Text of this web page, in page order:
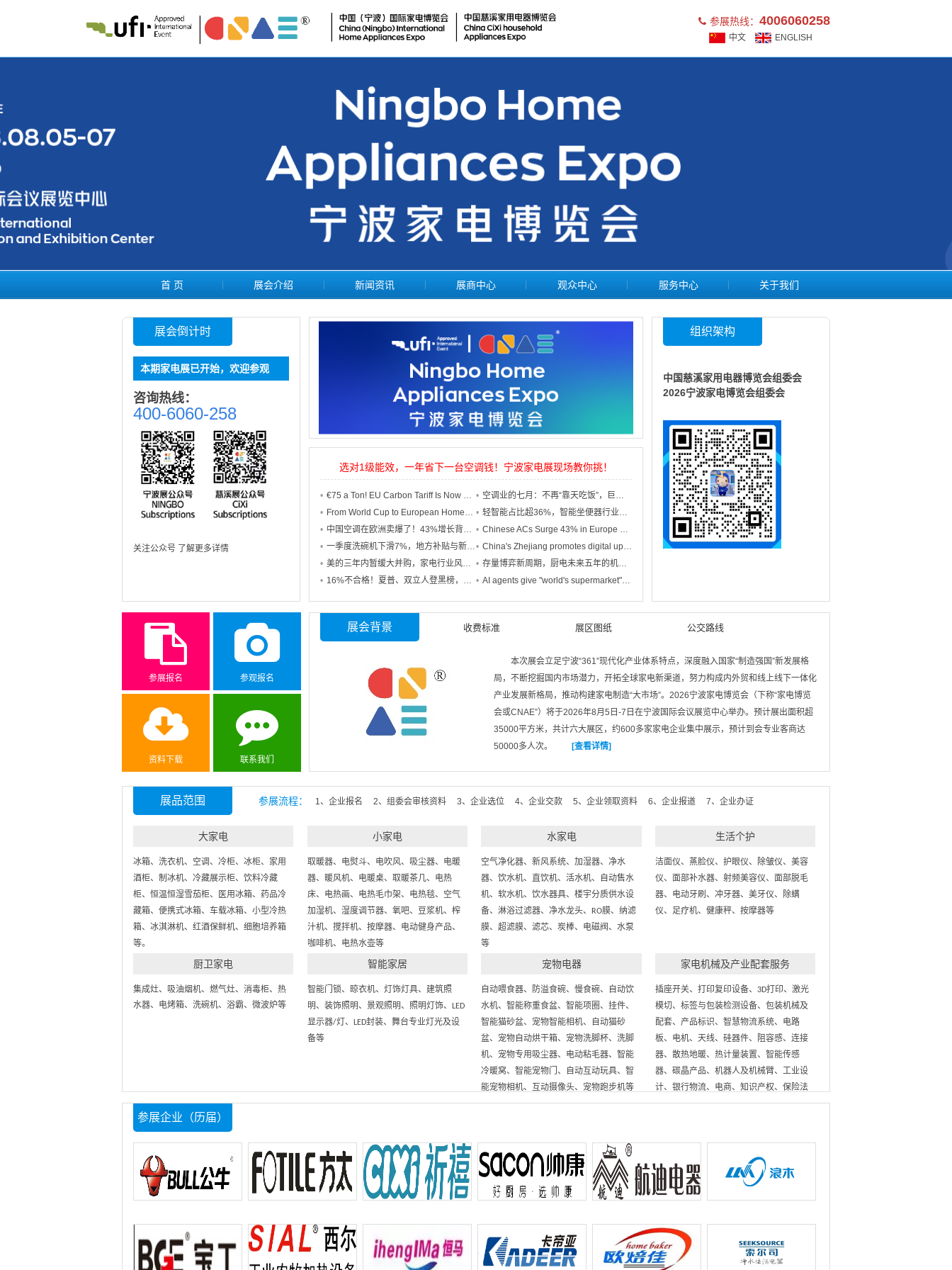
参展热线： 4006060258
中文 ENGLISH
首 页 展会介绍 新闻资讯 展商中心 观众中心 服务中心 关于我们
展会倒计时
本期家电展已开始，欢迎参观
咨询热线：
400-6060-258
关注公众号 了解更多详情
选对1级能效，一年省下一台空调钱！宁波家电展现场教你挑！
€75 a Ton! EU Carbon Tariff Is Now Biting – Your Next Shipment May Not Pass
空调业的七月：不再“靠天吃饭”，巨头全面转向“终端抢人”
From World Cup to European Homes – Chinese Appliances Are Everywhere
轻智能占比超36%，智能坐便器行业均价被谁拉低了？
中国空调在欧洲卖爆了！43%增长背后，到底谁在真正吃掉这波红利？
Chinese ACs Surge 43% in Europe – Who's Cashing In?
一季度洗碗机下滑7%，地方补贴与新国标能否成为“破局双翼”？
China's Zhejiang promotes digital upgrading of traditional manufacturing industries
美的三年内暂缓大并购，家电行业风向变了？
存量博弈新周期，厨电未来五年的机会在哪里？
16%不合格！夏普、双立人登黑榜，净水器市场火爆中藏隐忧
AI agents give "world's supermarket" faster lanes to global markets
组织架构
中国慈溪家用电器博览会组委会
2026宁波家电博览会组委会
参展报名 参观报名
资料下载 联系我们
展会背景 收费标准 展区图纸 公交路线
本次展会立足宁波“361”现代化产业体系特点，深度融入国家“制造强国”新发展格
局，不断挖掘国内市场潜力，开拓全球家电新渠道，努力构成内外贸和线上线下一体化
产业发展新格局，推动构建家电制造“大市场”。2026宁波家电博览会（下称“家电博览
会或CNAE”）将于2026年8月5日-7日在宁波国际会议展览中心举办。预计展出面积超
35000平方米，共计六大展区，约600多家家电企业集中展示，预计到会专业客商达
50000多人次。
[查看详情]
展品范围 参展流程： 1、企业报名 2、组委会审核资料 3、企业选位 4、企业交款 5、企业领取资料 6、企业报道 7、企业办证
大家电
冰箱、洗衣机、空调、冷柜、冰柜、家用
酒柜、制冰机、冷藏展示柜、饮料冷藏
柜、恒温恒湿雪茄柜、医用冰箱、药品冷
藏箱、便携式冰箱、车载冰箱、小型冷热
箱、冰淇淋机、红酒保鲜机、细胞培养箱
等。
小家电
取暖器、电熨斗、电吹风、吸尘器、电暖
器、暖风机、电暖桌、取暖茶几、电热
床、电热画、电热毛巾架、电热毯、空气
加湿机、湿度调节器、氧吧、豆浆机、榨
汁机、搅拌机、按摩器、电动健身产品、
咖啡机、电热水壶等
水家电
空气净化器、新风系统、加湿器、净水
器、饮水机、直饮机、活水机、自动售水
机、软水机、饮水器具、楼宇分质供水设
备、淋浴过滤器、净水龙头、
RO膜、纳滤
膜、超滤膜、滤芯、炭棒、电磁阀、水泵
等
生活个护
洁面仪、蒸脸仪、护眼仪、除皱仪、美容
仪、面部补水器、射频美容仪、面部脱毛
器、电动牙刷、冲牙器、美牙仪、除螨
仪、足疗机、健康秤、按摩器等
厨卫家电
集成灶、吸油烟机、燃气灶、消毒柜、热
水器、电烤箱、洗碗机、浴霸、微波炉等
智能家居
智能门锁、晾衣机、灯饰灯具、建筑照
明、装饰照明、景观照明、照明灯饰、
LED
显示器/灯、LED封装、舞台专业灯光及设
备等
宠物电器
自动喂食器、防溢食碗、慢食碗、自动饮
水机、智能称重食盆、智能项圈、挂件、
智能猫砂盆、宠物智能相机、自动猫砂
盆、宠物自动烘干箱、宠物洗脚杯、洗脚
机、宠物专用吸尘器、电动粘毛器、智能
冷暖窝、智能宠物门、自动互动玩具、智
能宠物相机、互动摄像头、宠物跑步机等
家电机械及产业配套服务
插座开关、打印复印设备、3D打印、激光
模切、标签与包装检测设备、包装机械及
配套、产品标识、智慧物流系统、电路
板、电机、天线、硅器件、阻容感、连接
器、散热地暖、热计量装置、智能传感
器、碳晶产品、机器人及机械臂、工业设
计、银行物流、电商、知识产权、保险法
务、金融等
参展企业（历届）